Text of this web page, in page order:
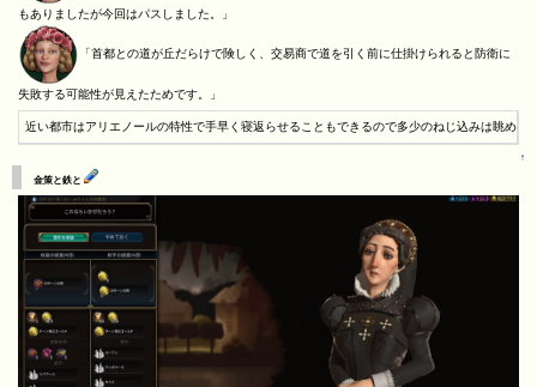
もありましたが今回はパスしました。」
「首都との道が丘だらけで険しく、交易商で道を引く前に仕掛けられると防衛に
失敗する可能性が見えたためです。」
近い都市はアリエノールの特性で手早く寝返らせることもできるので多少のねじ込みは眺めて
↑
金策と鉄と